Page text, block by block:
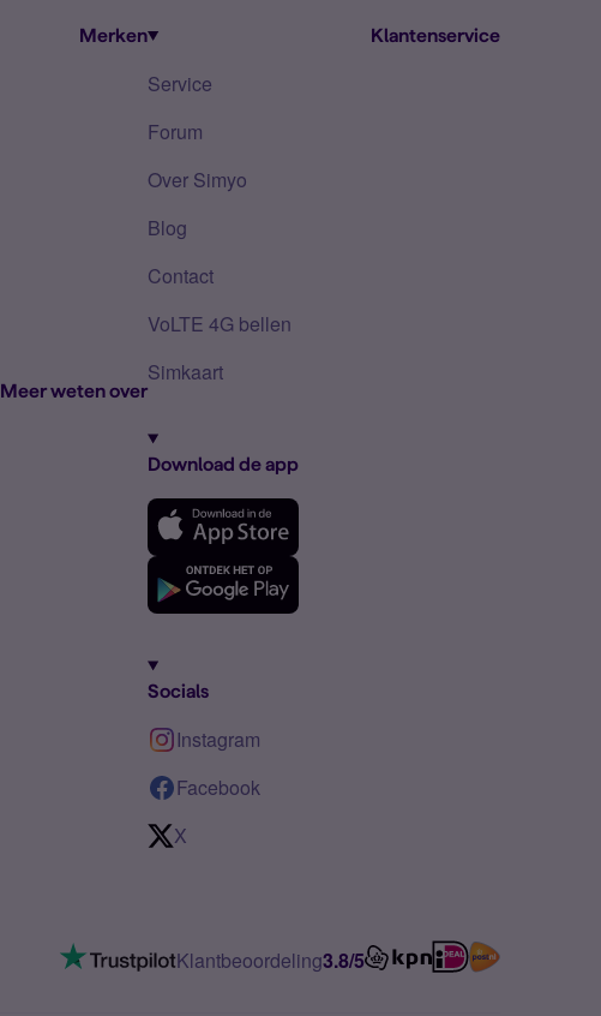
Merken
Meer weten over
Klantenservice
Service
Forum
Over Simyo
Blog
Contact
VoLTE 4G bellen
Simkaart
Download de app
Socials
Instagram
Facebook
X
Klantbeoordeling3.8/5